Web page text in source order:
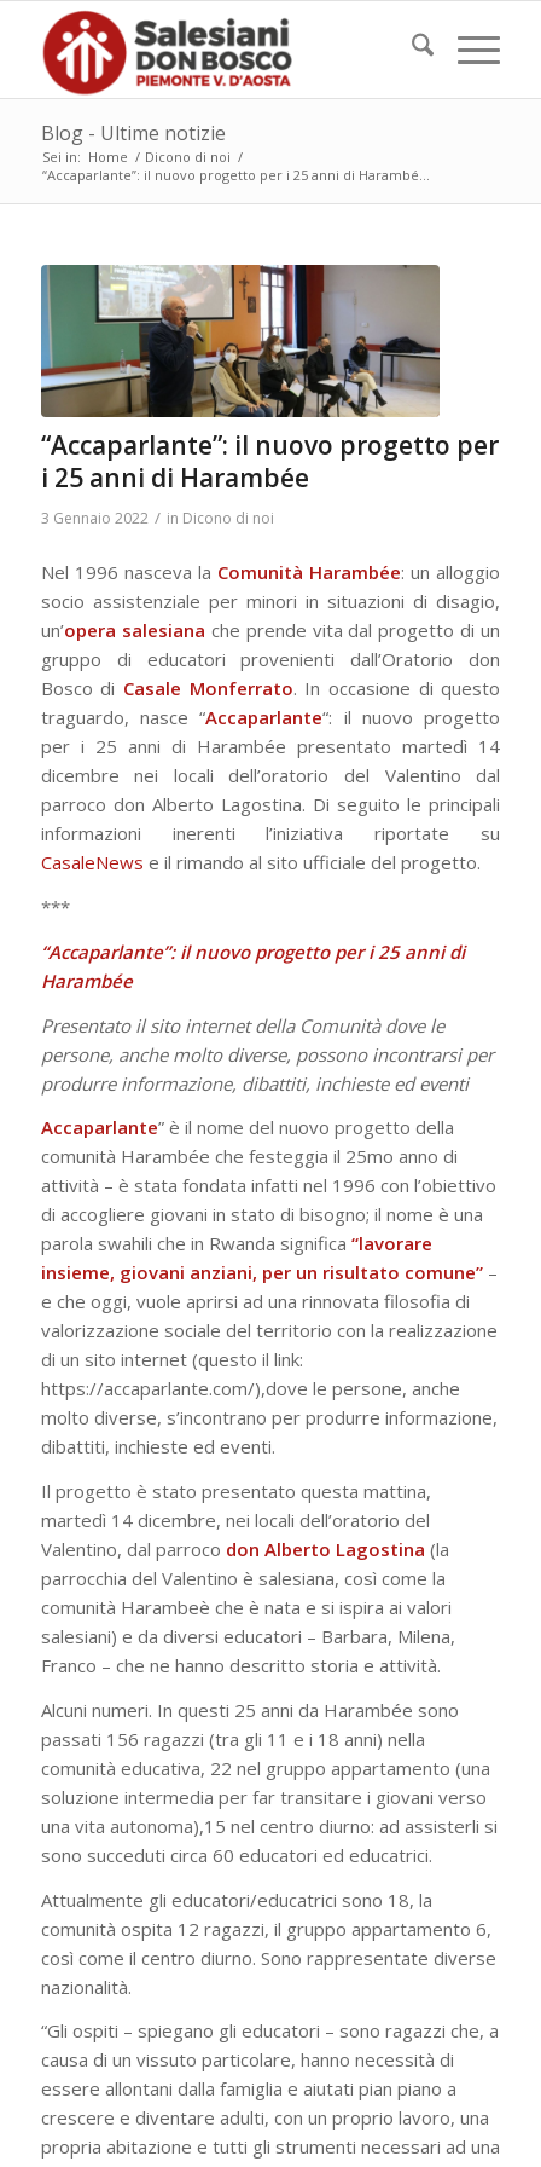
Blog - Ultime notizie
Sei in: Home / Dicono di noi /
“Accaparlante”: il nuovo progetto per i 25 anni di Harambé...
“Accaparlante”: il nuovo progetto per
i 25 anni di Harambée
3 Gennaio 2022 / in Dicono di noi
Nel 1996 nasceva la Comunità Harambée: un alloggio
socio assistenziale per minori in situazioni di disagio,
un’opera salesiana che prende vita dal progetto di un
gruppo di educatori provenienti dall’Oratorio don
Bosco di Casale Monferrato. In occasione di questo
traguardo, nasce “Accaparlante“: il nuovo progetto
per i 25 anni di Harambée presentato martedì 14
dicembre nei locali dell’oratorio del Valentino dal
parroco don Alberto Lagostina. Di seguito le principali
informazioni inerenti l’iniziativa riportate su
CasaleNews e il rimando al sito ufficiale del progetto.
***
“Accaparlante”: il nuovo progetto per i 25 anni di
Harambée
Presentato il sito internet della Comunità dove le
persone, anche molto diverse, possono incontrarsi per
produrre informazione, dibattiti, inchieste ed eventi
Accaparlante” è il nome del nuovo progetto della
comunità Harambée che festeggia il 25mo anno di
attività – è stata fondata infatti nel 1996 con l’obiettivo
di accogliere giovani in stato di bisogno; il nome è una
parola swahili che in Rwanda significa “lavorare
insieme, giovani anziani, per un risultato comune”–
e che oggi, vuole aprirsi ad una rinnovata filosofia di
valorizzazione sociale del territorio con la realizzazione
di un sito internet (questo il link:
https://accaparlante.com/),dove le persone, anche
molto diverse, s’incontrano per produrre informazione,
dibattiti, inchieste ed eventi.
Il progetto è stato presentato questa mattina,
martedì 14 dicembre, nei locali dell’oratorio del
Valentino, dal parroco don Alberto Lagostina (la
parrocchia del Valentino è salesiana, così come la
comunità Harambeè che è nata e si ispira ai valori
salesiani) e da diversi educatori – Barbara, Milena,
Franco – che ne hanno descritto storia e attività.
Alcuni numeri. In questi 25 anni da Harambée sono
passati 156 ragazzi (tra gli 11 e i 18 anni) nella
comunità educativa, 22 nel gruppo appartamento (una
soluzione intermedia per far transitare i giovani verso
una vita autonoma),15 nel centro diurno: ad assisterli si
sono succeduti circa 60 educatori ed educatrici.
Attualmente gli educatori/educatrici sono 18, la
comunità ospita 12 ragazzi, il gruppo appartamento 6,
così come il centro diurno. Sono rappresentate diverse
nazionalità.
“Gli ospiti – spiegano gli educatori – sono ragazzi che, a
causa di un vissuto particolare, hanno necessità di
essere allontani dalla famiglia e aiutati pian piano a
crescere e diventare adulti, con un proprio lavoro, una
propria abitazione e tutti gli strumenti necessari ad una